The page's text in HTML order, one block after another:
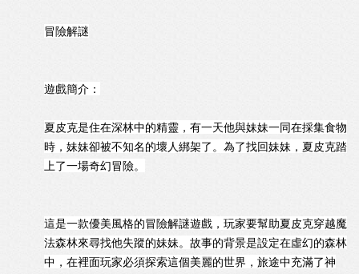
冒險解謎
遊戲簡介：
夏皮克是住在深林中的精靈，有一天他與妹妹一同在採集食物
時，妹妹卻被不知名的壞人綁架了。為了找回妹妹，夏皮克踏
上了一場奇幻冒險。
這是一款優美風格的冒險解謎遊戲，玩家要幫助夏皮克穿越魔
法森林來尋找他失蹤的妹妹。故事的背景是設定在虛幻的森林
中，在裡面玩家必須探索這個美麗的世界，旅途中充滿了神